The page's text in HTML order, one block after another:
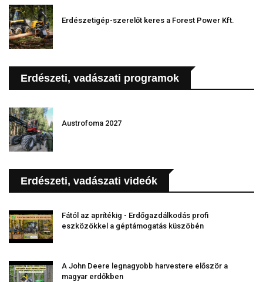
Erdészetigép-szerelőt keres a Forest Power Kft.
Erdészeti, vadászati programok
Austrofoma 2027
Erdészeti, vadászati videók
Fától az aprítékig - Erdőgazdálkodás profi
eszközökkel a géptámogatás küszöbén
A John Deere legnagyobb harvestere először a
magyar erdőkben